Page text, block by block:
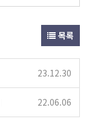
목록
23.12.30
22.06.06